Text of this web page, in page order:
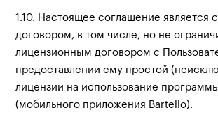
1.10. Настоящее соглашение является
договором, в том числе, но не
лицензионным договором с
предоставлении ему простой
лицензии на использование
(мобильного приложения Bartello).